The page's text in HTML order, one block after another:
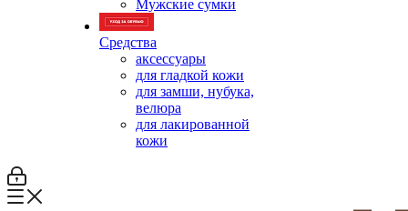
Мужские сумки
Средства
аксессуары
для гладкой кожи
для замши, нубука,
велюра
для лакированной
кожи